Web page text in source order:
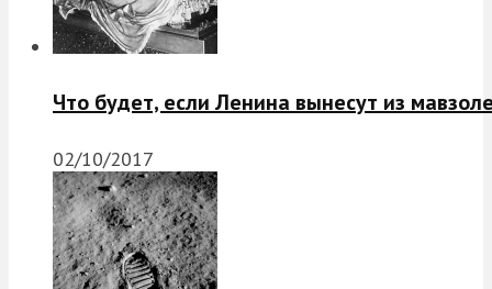
Что будет, если Ленина вынесут из
02/10/2017